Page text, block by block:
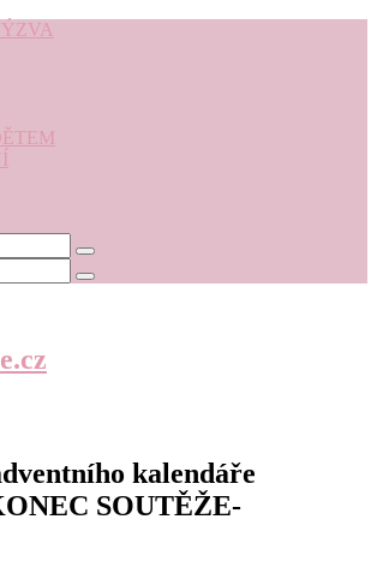
kalendáře
SOUTĚŽE-